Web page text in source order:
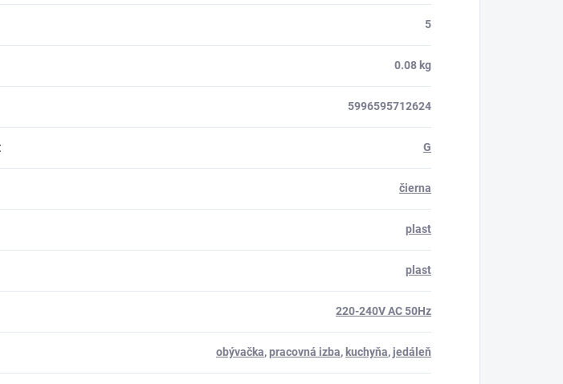
5
0.08 kg
5996595712624
: G
čierna
plast
plast
220-240V AC 50Hz
obývačka,pracovná izba, kuchyňa, jedáleň